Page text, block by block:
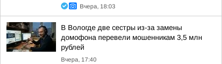
Вчера, 18:03
В Вологде две сестры из-за замены
домофона перевели мошенникам 3,5 млн
рублей
Вчера, 17:40